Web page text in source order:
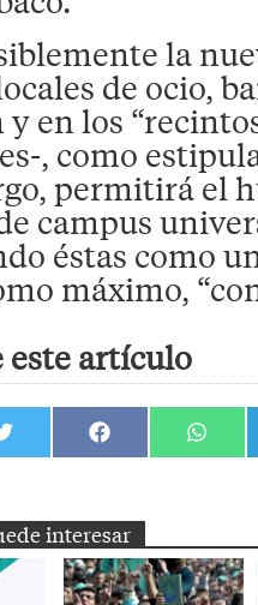
la
de ocio,
y en los
, como
permitirá el
campus
éstas como
máximo,
este artículo
Compartir
en
Compartir
en
Compartir
en
interesar